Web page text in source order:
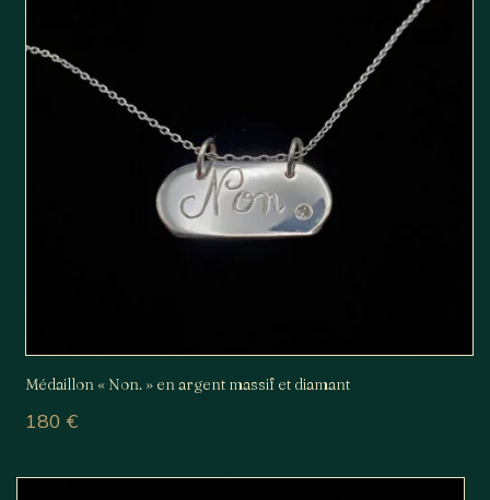
Médaillon « Non. » en argent massif et diamant
180€